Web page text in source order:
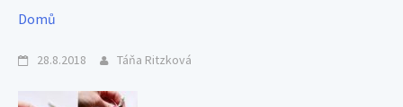
Domů
28.8.2018 Táňa Ritzková